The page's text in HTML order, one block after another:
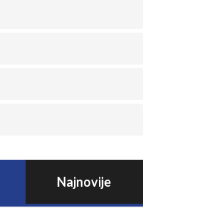
Najnovije